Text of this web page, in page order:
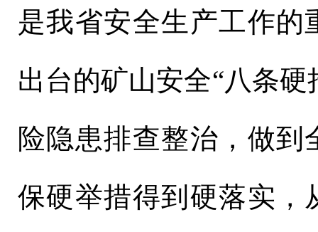
是我省安全生产工作的
出台的矿山安全“八条
险隐患排查整治，做
保硬举措得到硬落实，